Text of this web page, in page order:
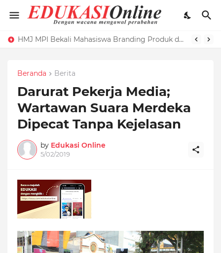
HMJ MPI Bekali Mahasiswa Branding Produk dengan Pelatihan Microblog
Beranda Berita
Darurat Pekerja Media;
Wartawan Suara Merdeka
Dipecat Tanpa Kejelasan
by Edukasi Online
5/02/2019